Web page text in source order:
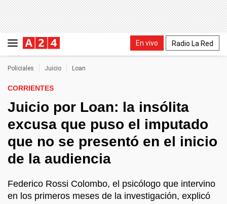
En vivo Radio La Red
Policiales Juicio Loan
CORRIENTES
Juicio por Loan: la insólita
excusa que puso el imputado
que no se presentó en el inicio
de la audiencia
Federico Rossi Colombo, el psicólogo que intervino
en los primeros meses de la investigación, explicó